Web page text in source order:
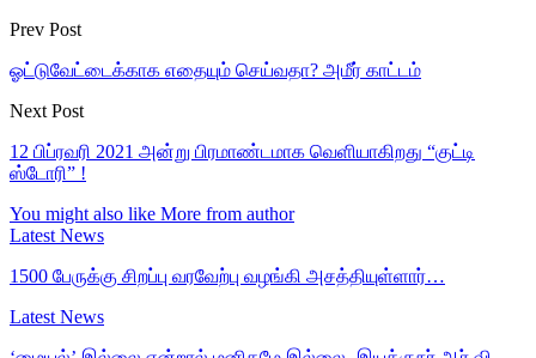
Prev Post
ஓட்டுவேட்டைக்காக எதையும் செய்வதா? அமீர் காட்டம்
Next Post
12 பிப்ரவரி 2021 அன்று பிரமாண்டமாக வெளியாகிறது “குட்டி
ஸ்டோரி” !
You might also like More from author
Latest News
1500 பேருக்கு சிறப்பு வரவேற்பு வழங்கி அசத்தியுள்ளார்…
Latest News